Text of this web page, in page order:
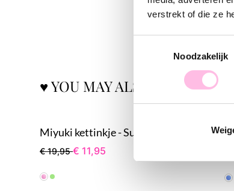
verstrekt of die ze
Noodzakelijk
♥ YOU MAY ALSO LOVE...
Miyuki kettinkje - Sunkissed cherry
€ 19,95€ 11,95